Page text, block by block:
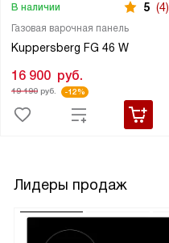
Газовая варочная панель
Kuppersberg FG 46 W
В наличии 5 (4)
16 900 руб.
19 190руб. -12%
Лидеры продаж